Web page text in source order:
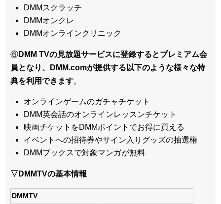
DMMスクラッチ
DMMオンクレ
DMMオンラインクリニック
⑥DMM TVの見放題サービスに登録するとプレミアム会
員となり、DMM.comが提供する以下のような様々な特
典を利用できます。
オンラインゲームのガチャチケット
DMM英会話のオンラインレッスンチケット
映画チケットをDMMポイントでお得に買える
イベントへの招待券やサイン入りグッズの抽選権
DMMブックスで対象マンガが無料
▽DMMTVの基本情報
DMMTV